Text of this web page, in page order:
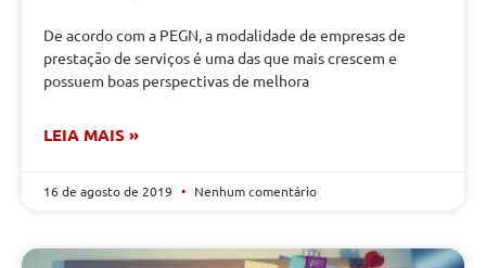
De acordo com a PEGN, a modalidade de empresas de
prestação de serviços é uma das que mais crescem e
possuem boas perspectivas de melhora
LEIA MAIS »
16 de agosto de 2019 Nenhum comentário